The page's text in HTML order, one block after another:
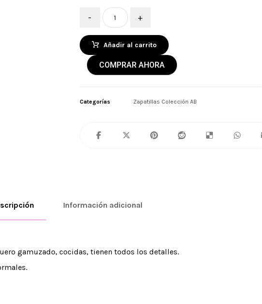
- +
Añadir al carrito
COMPRAR AHORA
Categorías Zapatillas Colección AB
Información adicional
gamuzado, cocidas, tienen todos los detalles.